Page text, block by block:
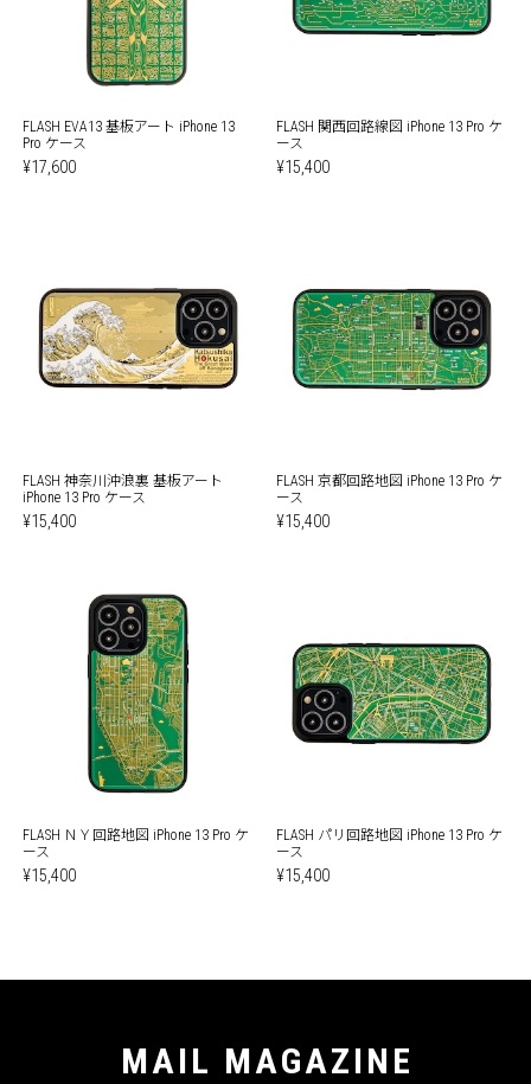
FLASH EVA13 基板アート iPhone 13
Pro ケース
¥17,600
FLASH 関西回路線図 iPhone 13 Pro ケ
ース
¥15,400
FLASH 神奈川沖浪裏 基板アート
iPhone 13 Pro ケース
¥15,400
FLASH 京都回路地図 iPhone 13 Pro ケ
ース
¥15,400
FLASH ＮＹ回路地図 iPhone 13 Pro ケ
ース
¥15,400
FLASH パリ回路地図 iPhone 13 Pro ケ
ース
¥15,400
MAIL MAGAZINE